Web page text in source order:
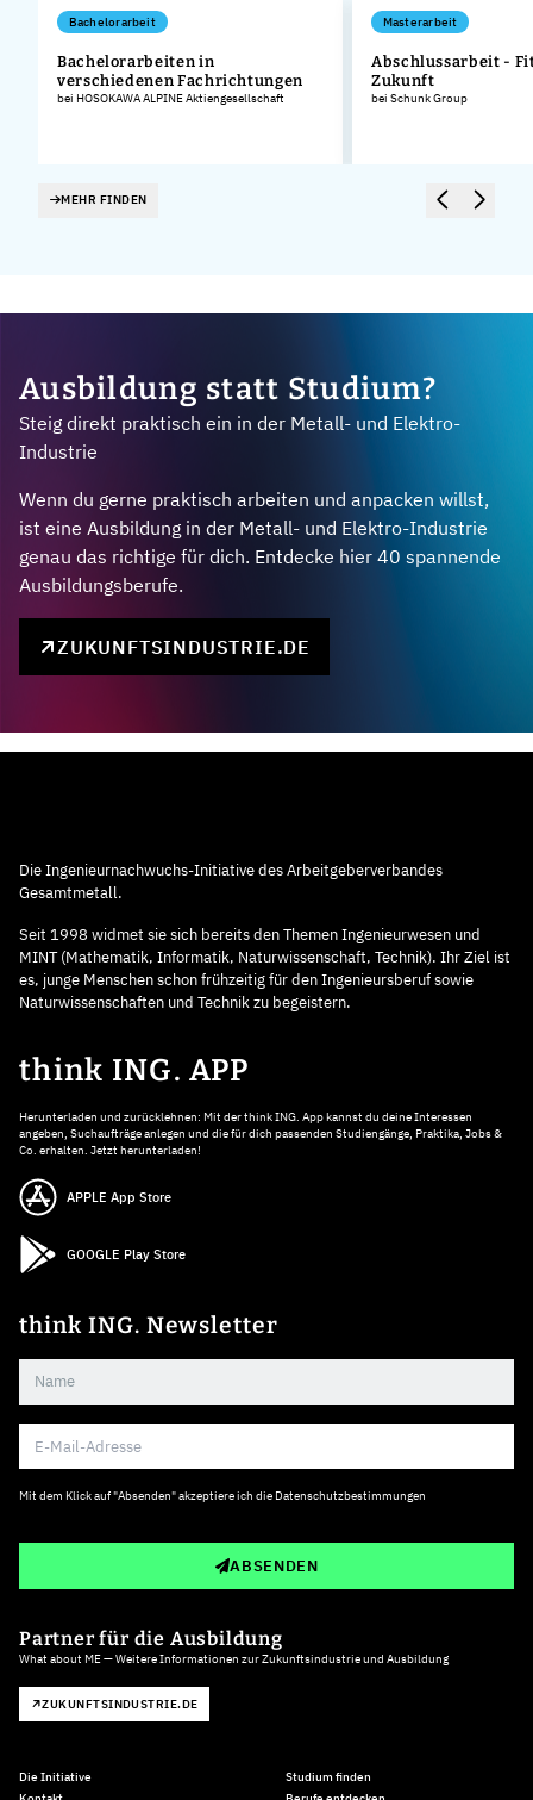
Bachelorarbeit
Bachelorarbeiten in
verschiedenen Fachrichtungen
bei HOSOKAWA ALPINE Aktiengesellschaft
Masterarbeit
Abschlussarbeit -
Zukunft
bei Schunk Group
MEHR FINDEN
Ausbildung statt Studium?
Steig direkt praktisch ein in der Metall- und Elektro-
Industrie
Wenn du gerne praktisch arbeiten und anpacken willst,
ist eine Ausbildung in der Metall- und Elektro-Industrie
genau das richtige für dich. Entdecke hier 40 spannende
Ausbildungsberufe.
ZUKUNFTSINDUSTRIE.DE
Die Ingenieurnachwuchs-Initiative des Arbeitgeberverbandes
Gesamtmetall.
Seit 1998 widmet sie sich bereits den Themen Ingenieurwesen und
MINT (Mathematik, Informatik, Naturwissenschaft, Technik). Ihr Ziel ist
es, junge Menschen schon frühzeitig für den Ingenieursberuf sowie
Naturwissenschaften und Technik zu begeistern.
think ING. APP
Herunterladen und zurücklehnen: Mit der think ING. App kannst du deine Interessen
angeben, Suchaufträge anlegen und die für dich passenden Studiengänge, Praktika, Jobs &
Co. erhalten. Jetzt herunterladen!
APPLE App Store
GOOGLE Play Store
think ING. Newsletter
Mit dem Klick auf "Absenden" akzeptiere ich die Datenschutzbestimmungen
ABSENDEN
Partner für die Ausbildung
What about ME — Weitere Informationen zur Zukunftsindustrie und Ausbildung
ZUKUNFTSINDUSTRIE.DE
Die Initiative
Studium finden